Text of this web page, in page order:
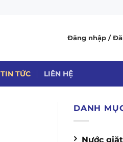
Đăng nhập /
TIN TỨC LIÊN HỆ
DANH
Nước